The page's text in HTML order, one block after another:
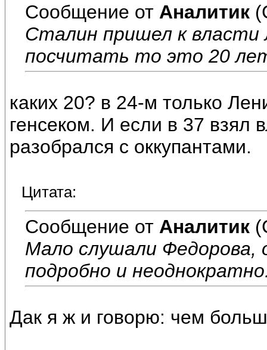
Сообщение от Аналитик
Сталин пришел к власти
посчитать то это 20
каких 20? в 24-м только
генсеком. И если в 37 взял
разобрался с оккупантами.
Цитата:
Сообщение от Аналитик
Мало слушали Федорова,
подробно и
Дак я ж и говорю: чем